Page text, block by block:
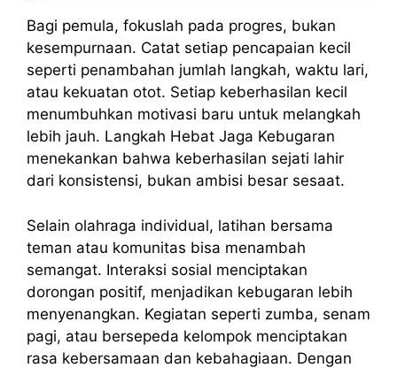
Bagi pemula, fokuslah pada progres, bukan
kesempurnaan. Catat setiap pencapaian kecil
seperti penambahan jumlah langkah, waktu lari,
atau kekuatan otot. Setiap keberhasilan kecil
menumbuhkan motivasi baru untuk melangkah
lebih jauh. Langkah Hebat Jaga Kebugaran
menekankan bahwa keberhasilan sejati lahir
dari konsistensi, bukan ambisi besar sesaat.
Selain olahraga individual, latihan bersama
teman atau komunitas bisa menambah
semangat. Interaksi sosial menciptakan
dorongan positif, menjadikan kebugaran lebih
menyenangkan. Kegiatan seperti zumba, senam
pagi, atau bersepeda kelompok menciptakan
rasa kebersamaan dan kebahagiaan. Dengan